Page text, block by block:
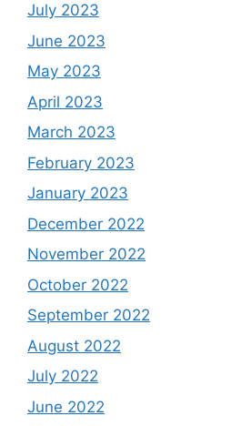
July 2023
June 2023
May 2023
April 2023
March 2023
February 2023
January 2023
December 2022
November 2022
October 2022
September 2022
August 2022
July 2022
June 2022